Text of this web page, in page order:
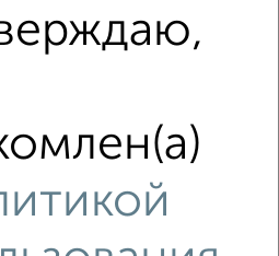
с ценой ниже